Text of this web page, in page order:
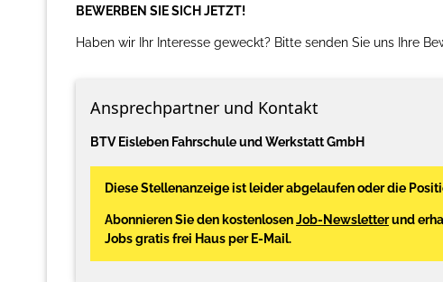
BEWERBEN SIE SICH JETZT!
Haben wir Ihr Interesse geweckt? Bitte senden Sie uns Ihre
Ansprechpartner und Kontakt
BTV Eisleben Fahrschule und Werkstatt GmbH
Diese Stellenanzeige ist leider abgelaufen oder die
Abonnieren Sie den kostenlosenJob-Newsletterund
Jobs gratis frei Haus per E-Mail.